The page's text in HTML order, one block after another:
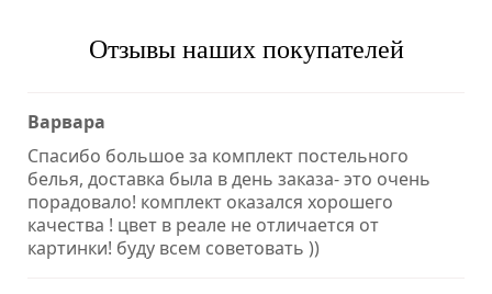
Отзывы наших покупателей
Варвара
Спасибо большое за комплект постельного
белья, доставка была в день заказа- это очень
порадовало! комплект оказался хорошего
качества ! цвет в реале не отличается от
картинки! буду всем советовать ))